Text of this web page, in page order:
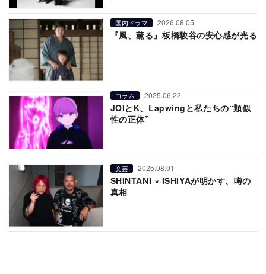
国内ドラマ 2026.08.05
『風、薫る』板橋駿谷の安心感が光る
コラム 2025.06.22
JOIとK、Lapwingと私たちの“類似
性の正体”
文芸 2025.08.01
SHINTANI × ISHIYAが明かす、噂の
真相